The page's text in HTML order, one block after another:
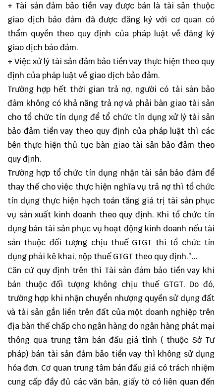
+ Tài sản đảm bảo tiền vay được bán là tài sản thuộc
giao dịch bảo đảm đã được đăng ký với cơ quan có
thẩm quyền theo quy định của pháp luật về đăng ký
giao dịch bảo đảm.
+ Việc xử lý tài sản đảm bảo tiền vay thực hiện theo quy
định của pháp luật về giao dịch bảo đảm.
Trường hợp hết thời gian trả nợ, người có tài sản bảo
đảm không có khả năng trả nợ và phải bàn giao tài sản
cho tổ chức tín dụng để tổ chức tín dụng xử lý tài sản
bảo đảm tiền vay theo quy định của pháp luật thì các
bên thực hiện thủ tục bàn giao tài sản bảo đảm theo
quy định.
Trường hợp tổ chức tín dụng nhận tài sản bảo đảm để
thay thế cho việc thực hiện nghĩa vụ trả nợ thì tổ chức
tín dụng thực hiện hạch toán tăng giá trị tài sản phục
vụ sản xuất kinh doanh theo quy định. Khi tổ chức tín
dụng bán tài sản phục vụ hoạt động kinh doanh nếu tài
sản thuộc đối tượng chịu thuế GTGT thì tổ chức tín
dụng phải kê khai, nộp thuế GTGT theo quy định.”...
Căn cứ quy định trên thì Tài sản đảm bảo tiền vay khi
bán thuộc đối tượng không chịu thuế GTGT. Do đó,
trường hợp khi nhận chuyển nhượng quyền sử dụng đất
và tài sản gắn liền trên đất của một doanh nghiệp trên
địa bàn thế chấp cho ngân hàng do ngân hàng phát mại
thông qua trung tâm bán đấu giá tỉnh ( thuộc Sở Tư
pháp) bán tài sản đảm bảo tiền vay thì không sử dụng
hóa đơn. Cơ quan trung tâm bán đấu giá có trách nhiệm
cung cấp đầy đủ các văn bản, giấy tờ có liên quan đến